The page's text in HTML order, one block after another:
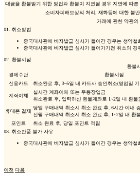
대금을 환불받기 위한 방법과 환불이 지연될 경우 지연에 따
소비자피해보상의 처리, 재화등에 대한 불
거래에 관한 약관
01.
취소방법
중국대사관에 비자발급 심사가 들어간 경우는 청약철
중국대사관에 비자발급 심사가 들어가기전 취소의 경
02. 환불시점
환불
결제수단
환불시점
신용카드
취소완료 후, 3~5일 내 카드사 승인취소(영업일
계좌이체
실시간 계좌이체 또는 무통장입금
취소완료 후, 입력하신 환불계좌로 1~2일 내 환불
휴대폰 결제
당일 구매내역 취소시 취소 완료 후, 6시간 이내
전월 구매내역 취소시 취소 완료 후, 1~2일 내 환
포인트
취소 완료 후, 당일 포인트 적립
03. 취소반품 불가 사유
중국대사관에 비자발급 심사가 들어간 경우는 청약철
이전 다음